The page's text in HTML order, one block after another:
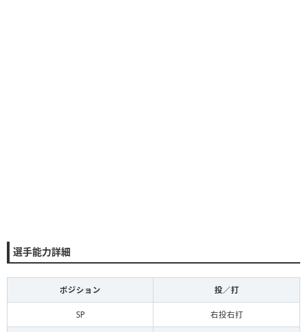
選手能力詳細
ポジション 投／打
SP 右投右打